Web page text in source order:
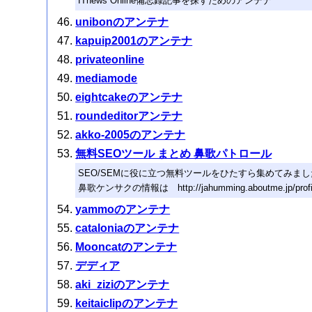
unibonのアンテナ
kapuip2001のアンテナ
privateonline
mediamode
eightcakeのアンテナ
roundeditorアンテナ
akko-2005のアンテナ
無料SEOツール まとめ 鼻歌パトロール
SEO/SEMに役に立つ無料ツールをひたすら集めてみまし
鼻歌ケンサクの情報は http://jahumming.aboutme.jp/
yammoのアンテナ
cataloniaのアンテナ
Mooncatのアンテナ
デディア
aki_ziziのアンテナ
keitaiclipのアンテナ